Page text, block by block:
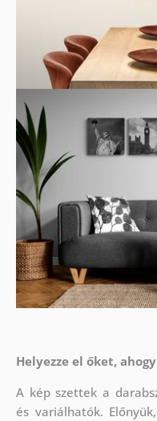
Helyezze el őket,
A kép szettek a
és variálhatók.